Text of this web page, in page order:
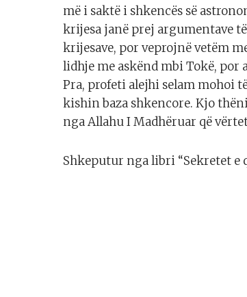
më i saktë i shkencës së
krijesa janë prej argumentave
krijesave, por veprojnë vetëm
lidhje me askënd mbi Tokë, por
Pra, profeti alejhi selam mohoi
kishin baza shkencore. Kjo
nga Allahu I Madhëruar që
Shkeputur nga libri “Sekretet e